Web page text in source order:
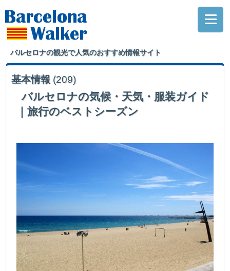
バルセロナの観光で人気のおすすめ情報サイト
基本情報 (209)
バルセロナの気候・天気・服装ガイド
｜旅行のベストシーズン